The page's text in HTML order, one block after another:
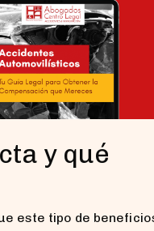
y qué
este tipo de